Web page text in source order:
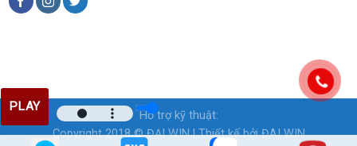
Hỗ trợ kỹ thuật:
Copyright 2018 ©ĐẠI WIN| Thiết kế bởiĐAI WIN
PLAY